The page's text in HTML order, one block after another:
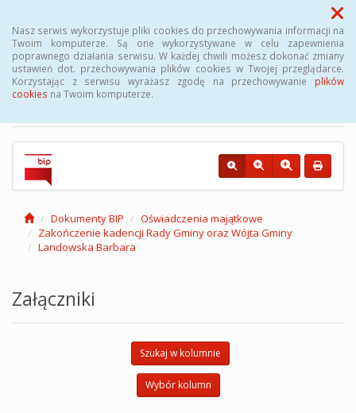
Nasz serwis wykorzystuje pliki cookies do przechowywania informacji na
Twoim komputerze. Są one wykorzystywane w celu zapewnienia
poprawnego działania serwisu. W każdej chwili możesz dokonać zmiany
ustawień dot. przechowywania plików cookies w Twojej przeglądarce.
Korzystając z serwisu wyrażasz zgodę na przechowywanie plików
cookies na Twoim komputerze.
Menu
Biuletyn Informacji
Publicznej Gminy Kęsowo
Dokumenty BIP
Oświadczenia majątkowe
Zakończenie kadencji Rady Gminy oraz Wójta Gminy
Landowska Barbara
Załączniki
Szukaj w kolumnie
Wybór kolumn